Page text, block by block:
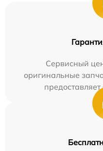
Сервисный
оригинальные